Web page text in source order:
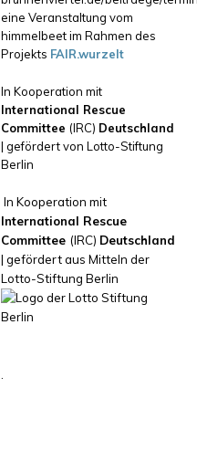
eine Veranstaltung vom
himmelbeet im Rahmen des
Projekts FAIR.wurzelt
In Kooperation mit
International Rescue
Committee (IRC) Deutschland
| gefördert von Lotto-Stiftung
Berlin
In Kooperation mit
International Rescue
Committee (IRC) Deutschland
| gefördert aus Mitteln der
Lotto-Stiftung Berlin